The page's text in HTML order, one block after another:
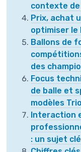
contexte de
Prix, achat
optimiser le
Ballons de
des
Focus
de balle et
modèles
Interaction
: un sujet